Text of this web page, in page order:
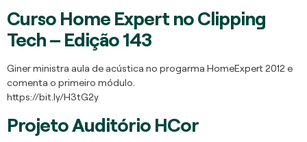
Curso Home Expert no Clipping
Tech – Edição 143
Giner ministra aula de acústica no progarma HomeExpert 2012 e
comenta o primeiro módulo.
https://bit.ly/H3tG2y
Projeto Auditório HCor